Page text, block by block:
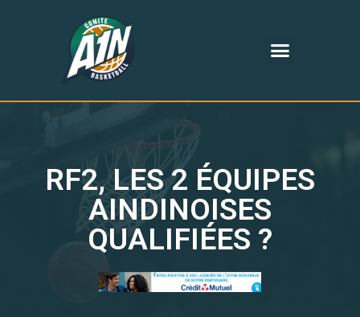
RF2, LES 2 ÉQUIPES
AINDINOISES
QUALIFIÉES ?